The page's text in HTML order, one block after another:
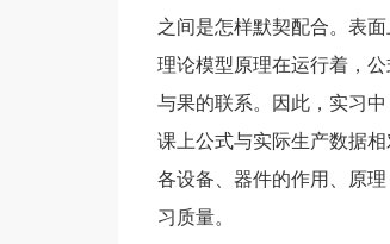
之间是怎样默契配合。表
理论模型原理在运行着，
与果的联系。因此，实习
课上公式与实际生产数据
各设备、器件的作用、原
习质量。